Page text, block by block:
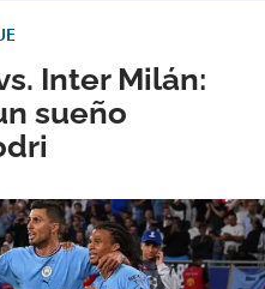
Inter Milán:
sueño